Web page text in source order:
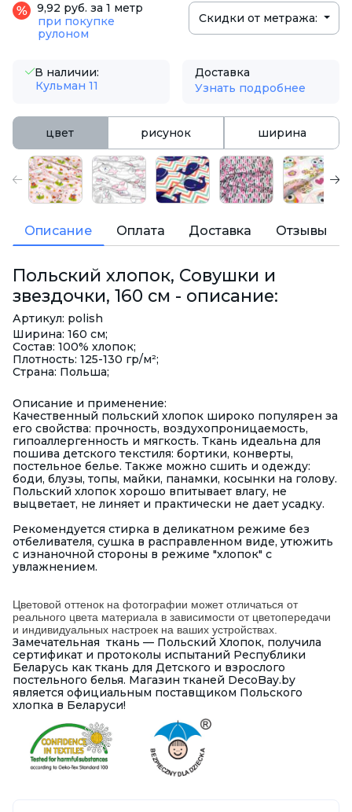
9,92 руб. за 1 метр
при покупке
рулоном
Скидки от метража:
В наличии:
Кульман 11
Доставка
Узнать подробнее
цвет рисунок ширина
Описание Оплата Доставка Отзывы
Польский хлопок, Совушки и
звездочки, 160 см - описание:
Артикул: polish
Ширина: 160 см;
Состав: 100% хлопок;
Плотность: 125-130 гр/м²;
Страна: Польша;
Описание и применение:
Качественный польский хлопок широко популярен за
его свойства: прочность, воздухопроницаемость,
гипоаллергенность и мягкость. Ткань идеальна для
пошива детского текстиля: бортики, конверты,
постельное белье. Также можно сшить и одежду:
боди, блузы, топы, майки, панамки, косынки на голову.
Польский хлопок хорошо впитывает влагу, не
выцветает, не линяет и практически не дает усадку.
Рекомендуется стирка в деликатном режиме без
отбеливателя, сушка в расправленном виде, утюжить
с изнаночной стороны в режиме "хлопок" с
увлажнением.
Цветовой оттенок на фотографии может отличаться от
реального цвета материала в зависимости от цветопередачи
и индивидуальных настроек на ваших устройствах.
Замечательная ткань — Польский Хлопок, получила
сертификат и протоколы испытаний Республики
Беларусь как ткань для Детского и взрослого
постельного белья. Магазин тканей DecoBay.by
является официальным поставщиком Польского
хлопка в Беларуси!